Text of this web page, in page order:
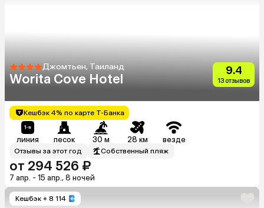
Джомтьен, Таиланд
Worita Cove Hotel
9.4
13 отзывов
Кешбэк 4% по карте Т-Банка
линия песок 30 м 28 км везде
Отзывы за этот год Собственный пляж
от 294 526 ₽
7 апр. - 15 апр., 8 ночей
Кешбэк + 8 114